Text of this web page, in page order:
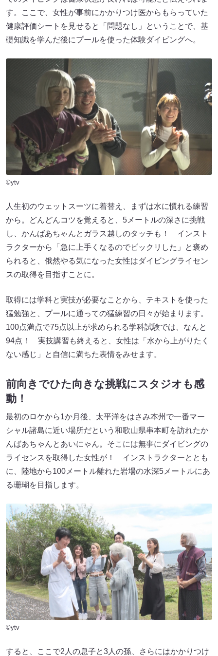
す。ここで、女性が事前にかかりつけ医からもらっていた
健康評価シートを見せると「問題なし」ということで、基
礎知識を学んだ後にプールを使った体験ダイビングへ。
©ytv
人生初のウェットスーツに着替え、まずは水に慣れる練習
から。どんどんコツを覚えると、5メートルの深さに挑戦
し、かんばあちゃんとガラス越しのタッチも！ インスト
ラクターから「急に上手くなるのでビックリした」と褒め
られると、俄然やる気になった女性はダイビングライセン
スの取得を目指すことに。
取得には学科と実技が必要なことから、テキストを使った
猛勉強と、プールに通っての猛練習の日々が始まります。
100点満点で75点以上が求められる学科試験では、なんと
94点！ 実技講習も終えると、女性は「水から上がりたく
ない感じ」と自信に満ちた表情をみせます。
前向きでひた向きな挑戦にスタジオも感
動！
最初のロケから1か月後、太平洋をはさみ本州で一番マー
シャル諸島に近い場所だという和歌山県串本町を訪れたか
んばあちゃんとあいにゃん。そこには無事にダイビングの
ライセンスを取得した女性が！ インストラクターととも
に、陸地から100メートル離れた岩場の水深5メートルにあ
る珊瑚を目指します。
©ytv
すると、ここで2人の息子と3人の孫、さらにはかかりつけ